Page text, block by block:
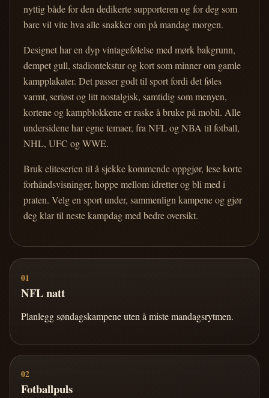
nyttig både for den dedikerte supporteren og for deg som
bare vil vite hva alle snakker om på mandag morgen.
Designet har en dyp vintagefølelse med mørk bakgrunn,
dempet gull, stadiontekstur og kort som minner om gamle
kampplakater. Det passer godt til sport fordi det føles
varmt, seriøst og litt nostalgisk, samtidig som menyen,
kortene og kampblokkene er raske å bruke på mobil. Alle
undersidene har egne temaer, fra NFL og NBA til fotball,
NHL, UFC og WWE.
Bruk eliteserien til å sjekke kommende oppgjør, lese korte
forhåndsvisninger, hoppe mellom idretter og bli med i
praten. Velg en sport under, sammenlign kampene og gjør
deg klar til neste kampdag med bedre oversikt.
01
NFL natt
Planlegg søndagskampene uten å miste mandagsrytmen.
02
Fotballpuls